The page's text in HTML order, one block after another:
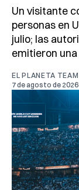
Un visitante
personas en
julio; las
emitieron
EL PLANETA TEAM
7 de agosto de 2026